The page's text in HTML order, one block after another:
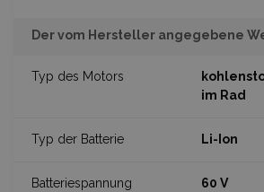
Der vom Hersteller angegebene
im Rad
Li-Ion
60 V